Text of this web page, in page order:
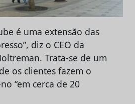
é uma extensão das
diz o CEO da
Trata-se de um
os clientes fazem o
“em cerca de 20